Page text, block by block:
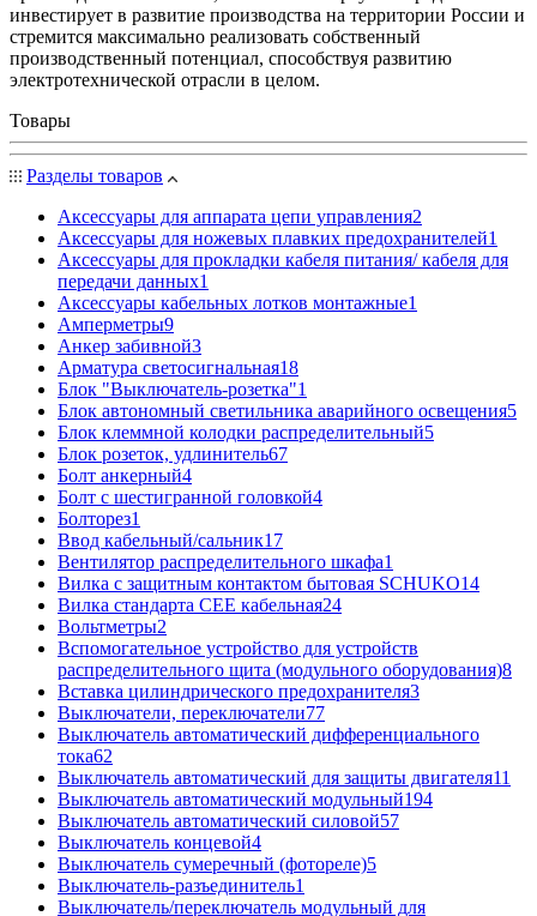
инвестирует в развитие производства на территории России и
стремится максимально реализовать собственный
производственный потенциал, способствуя развитию
электротехнической отрасли в целом.
Товары
Разделы товаров
Аксессуары для аппарата цепи управления2
Аксессуары для ножевых плавких предохранителей1
Аксессуары для прокладки кабеля питания/ кабеля для
передачи данных1
Аксессуары кабельных лотков монтажные1
Амперметры9
Анкер забивной3
Арматура светосигнальная18
Блок "Выключатель-розетка"1
Блок автономный светильника аварийного освещения5
Блок клеммной колодки распределительный5
Блок розеток, удлинитель67
Болт анкерный4
Болт с шестигранной головкой4
Болторез1
Ввод кабельный/сальник17
Вентилятор распределительного шкафа1
Вилка с защитным контактом бытовая SCHUKO14
Вилка стандарта CEE кабельная24
Вольтметры2
Вспомогательное устройство для устройств
распределительного щита (модульного оборудования)8
Вставка цилиндрического предохранителя3
Выключатели, переключатели77
Выключатель автоматический дифференциального
тока62
Выключатель автоматический для защиты двигателя11
Выключатель автоматический модульный194
Выключатель автоматический силовой57
Выключатель концевой4
Выключатель сумеречный (фотореле)5
Выключатель-разъединитель1
Выключатель/переключатель модульный для